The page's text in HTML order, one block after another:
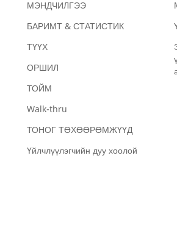
МЭНДЧИЛГЭЭ
БАРИМТ & СТАТИСТИК
ТҮҮХ
ОРШИЛ
ТОЙМ
Walk-thru
ТОНОГ ТӨХӨӨРӨМЖҮҮД
Үйлчлүүлэгчийн дуу хоолой